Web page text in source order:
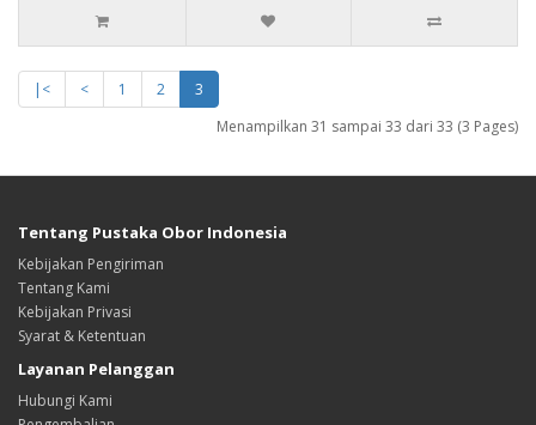
|< < 1 2
3
Menampilkan 31 sampai 33 dari 33 (3 Pages)
Tentang Pustaka Obor Indonesia
Kebijakan Pengiriman
Tentang Kami
Kebijakan Privasi
Syarat & Ketentuan
Layanan Pelanggan
Hubungi Kami